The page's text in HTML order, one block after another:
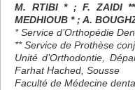
M. RTIBI * ; F. ZAIDI
MEDHIOUB * ; A.
* Service d’Orthopédie
** Service de Prothèse
Unité d’Orthodontie,
Farhat Hached, Sousse
Faculté de Médecine